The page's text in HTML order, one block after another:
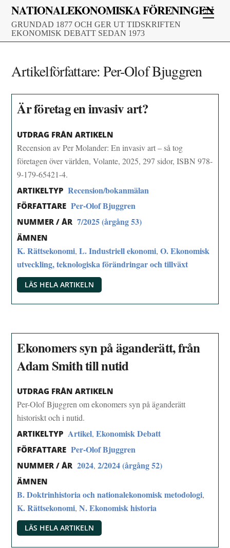
Skip
content
NATIONALEKONOMISKA FÖRENINGEN
GRUNDAD 1877 OCH GER UT TIDSKRIFTEN
EKONOMISK DEBATT SEDAN 1973
Artikelförfattare:Per-Olof Bjuggren
Är företag en invasiv art?
UTDRAG FRÅN ARTIKELN
Recension av Per Molander: En invasiv art – så tog
företagen över världen, Volante, 2025, 297 sidor, ISBN 978-
9-179-65421-4.
ARTIKELTYP Recension/bokanmälan
FÖRFATTARE Per-Olof Bjuggren
NUMMER / ÅR 7/2025 (årgång 53)
ÄMNEN
K. Rättsekonomi,L. Industriell ekonomi,O. Ekonomisk
utveckling, teknologiska förändringar och tillväxt
LÄS HELA ARTIKELN
Ekonomers syn på äganderätt, från
Adam Smith till nutid
UTDRAG FRÅN ARTIKELN
Per-Olof Bjuggren om ekonomers syn på äganderätt
historiskt och i nutid.
ARTIKELTYP Artikel,Ekonomisk Debatt
FÖRFATTARE Per-Olof Bjuggren
NUMMER / ÅR 2024,2/2024 (årgång 52)
ÄMNEN
B. Doktrinhistoria och nationalekonomisk metodologi,
K. Rättsekonomi,N. Ekonomisk historia
LÄS HELA ARTIKELN